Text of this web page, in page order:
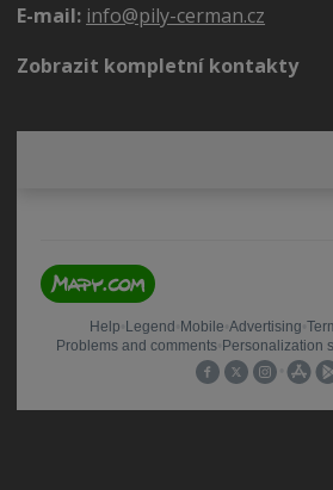
E-mail: info@pily-cerman.cz
Zobrazit kompletní kontakty